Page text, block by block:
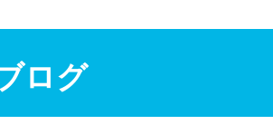
ログ